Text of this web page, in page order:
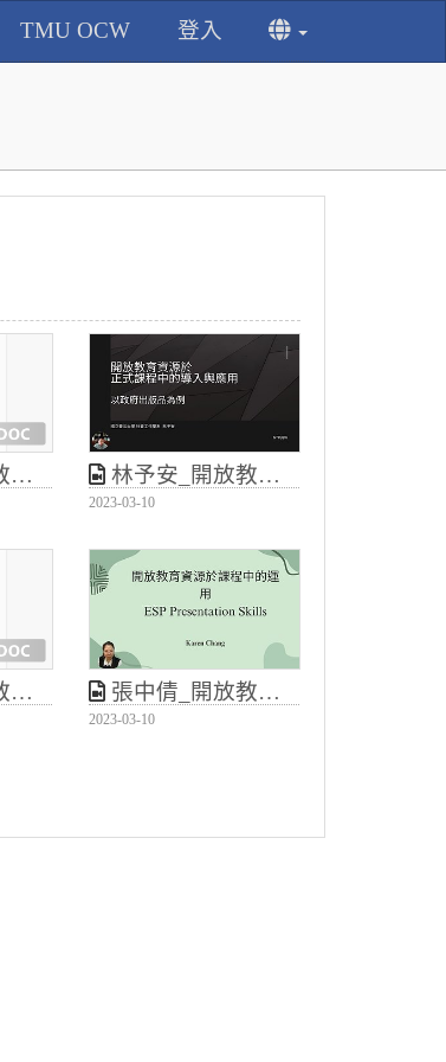
TMU OCW 登入
林予安_開放教育資源於正式課程中的導入與應用
2023-03-10
張中倩_開放教育資源於正式課程中的導入與應用
2023-03-10